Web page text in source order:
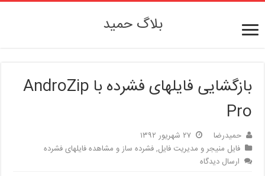
بلاگ حمید
بازگشایی فایلهای فشرده با AndroZip
Pro
حمیدرضا
۲۷ شهریور ۱۳۹۲
فایل منیجر و مدیریت فایل,فشرده ساز و مشاهده فایلهای فشرده
ارسال دیدگاه